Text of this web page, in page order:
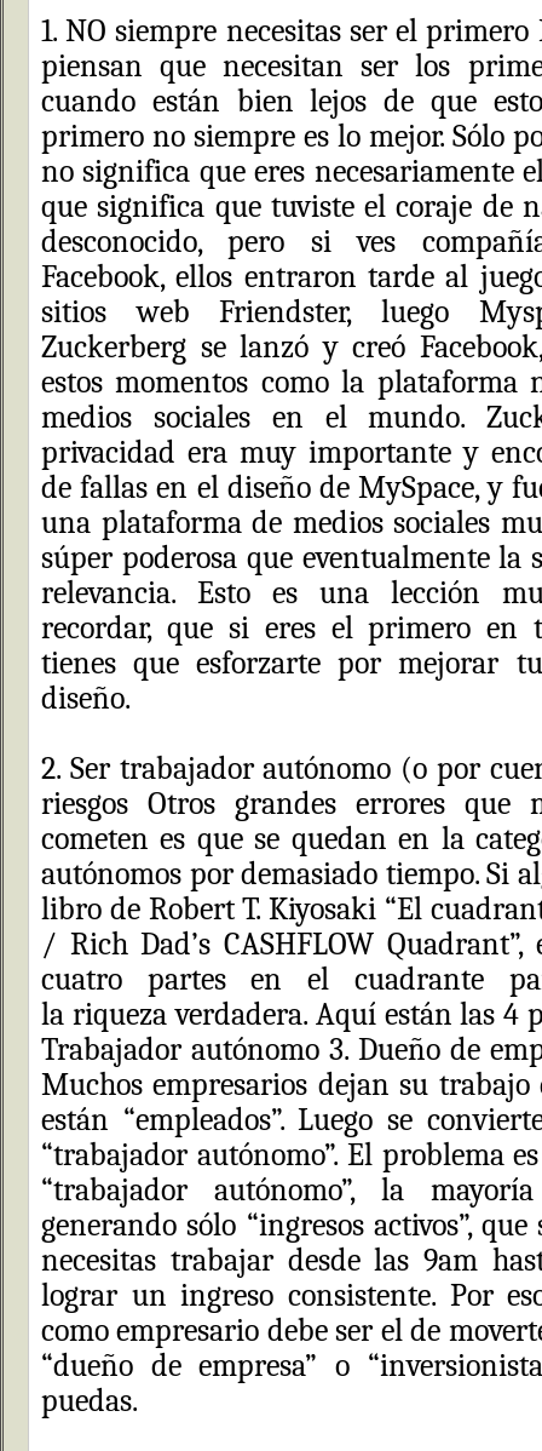
1. NO siempre necesitas ser el
piensan que necesitan ser los
cuando están bien lejos de que
primero no siempre es lo mejor. Sólo
no significa que eres necesariamente
que significa que tuviste el coraje de
desconocido, pero si ves
Facebook, ellos entraron tarde al
sitios web Friendster, luego
Zuckerberg se lanzó y creó
estos momentos como la plataforma
medios sociales en el mundo.
privacidad era muy importante y
de fallas en el diseño de MySpace, y
una plataforma de medios sociales
súper poderosa que eventualmente la
relevancia. Esto es una lección
recordar, que si eres el primero en
tienes que esforzarte por mejorar
diseño.
2. Ser trabajador autónomo (o por
riesgos Otros grandes errores que
cometen es que se quedan en la
autónomos por demasiado tiempo. Si
libro de Robert T. Kiyosaki “El
/ Rich Dad’s CASHFLOW
cuatro partes en el cuadrante
la riqueza verdadera. Aquí están las 4
Trabajador autónomo 3. Dueño de
Muchos empresarios dejan su
están “empleados”. Luego se
“trabajador autónomo”. El problema
“trabajador autónomo”, la
generando sólo “ingresos activos”,
necesitas trabajar desde las 9am
lograr un ingreso consistente. Por
como empresario debe ser el de
“dueño de empresa” o
puedas.